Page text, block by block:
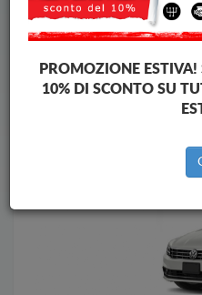
Piastra paramotore di acciaio
Piastra paramotore di
Brands
PROMOZIONE ESTIVA!
10% DI SCONTO SU